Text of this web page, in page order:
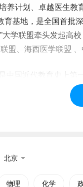
养计划、卓越医生
育基地，是全国首批
大学联盟牵头发起高
盟、海西医学联盟
中国近代教育史上
，早期建筑入选全国
北京
物理 化学